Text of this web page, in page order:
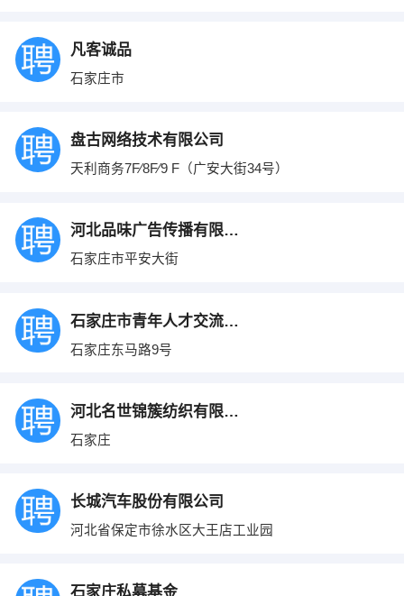
凡客诚品
石家庄市
盘古网络技术有限公司
天利商务7F∕8F∕9 F（广安大街34号）
河北品味广告传播有限公司
石家庄市平安大街
石家庄市青年人才交流服务中心
石家庄东马路9号
河北名世锦簇纺织有限公司
石家庄
长城汽车股份有限公司
河北省保定市徐水区大王店工业园
石家庄私募基金